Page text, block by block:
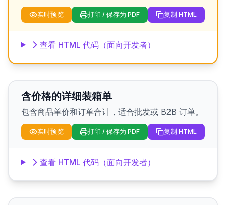
实时预览 打印 / 保存为 PDF 复制 HTML
查看 HTML 代码（面向开发者）
含价格的详细装箱单
包含商品单价和订单合计，适合批发或 B2B 订单。
实时预览 打印 / 保存为 PDF 复制 HTML
查看 HTML 代码（面向开发者）